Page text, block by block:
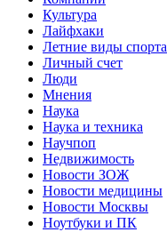
Культура
Лайфхаки
Летние виды спорта
Личный счет
Люди
Мнения
Наука
Наука и техника
Научпоп
Недвижимость
Новости ЗОЖ
Новости медицины
Новости Москвы
Ноутбуки и ПК